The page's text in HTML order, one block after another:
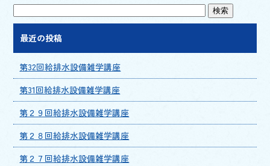
最近の投稿
第32回給排水設備雑学講座
第31回給排水設備雑学講座
第２９回給排水設備雑学講座
第２８回給排水設備雑学講座
第２７回給排水設備雑学講座